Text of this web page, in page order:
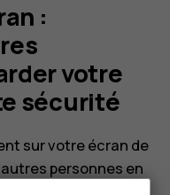
:
votre
sécurité
sur votre écran de
personnes en